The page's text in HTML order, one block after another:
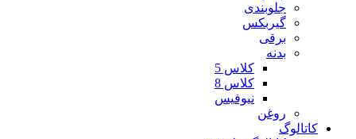
جلوبندی
گیربکس
برقی
بدنه
کلاس 5
کلاس 8
نیوفیس
روغن
کاتالوگ